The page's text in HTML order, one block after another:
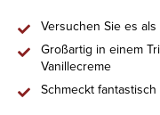
Versuchen Sie es
Großartig in einem
Vanillecreme
Schmeckt